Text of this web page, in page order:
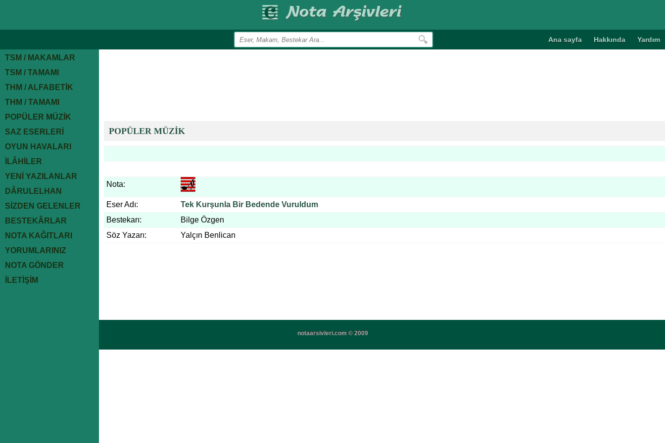
Ana sayfa Hakkında Yardım
TSM / MAKAMLAR
TSM / TAMAMI
THM / ALFABETİK
THM / TAMAMI
POPÜLER MÜZİK
SAZ ESERLERİ
OYUN HAVALARI
İLÂHİLER
YENİ YAZILANLAR
DÂRULELHAN
SİZDEN GELENLER
BESTEKÂRLAR
NOTA KAĞITLARI
YORUMLARINIZ
NOTA GÖNDER
İLETİŞİM
POPÜLER MÜZİK
Nota:
Eser Adı:
Tek Kurşunla Bir Bedende Vuruldum
Bestekarı:
Bilge Özgen
Söz Yazarı:
Yalçın Benlican
notaarsivleri.com © 2009